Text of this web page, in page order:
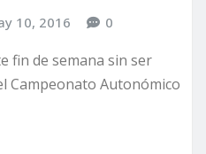
10, 2016 0
fin de semana sin ser
Campeonato Autonómico